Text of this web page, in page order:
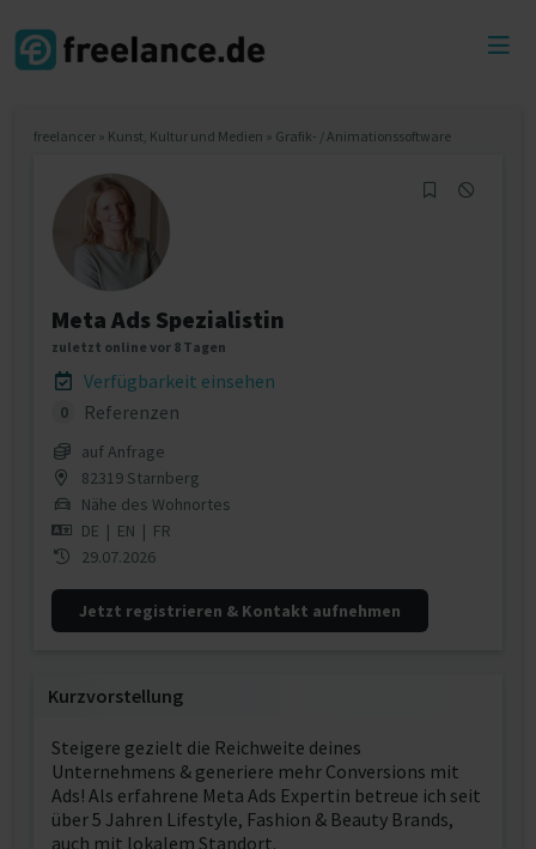
freelancer » Kunst, Kultur und Medien » Grafik- / Animationssoftware
Meta Ads Spezialistin
zuletzt online vor 8 Tagen
Verfügbarkeit einsehen
0 Referenzen
auf Anfrage
82319 Starnberg
Nähe des Wohnortes
DE | EN | FR
29.07.2026
Jetzt registrieren & Kontakt aufnehmen
Kurzvorstellung
Steigere gezielt die Reichweite deines
Unternehmens & generiere mehr Conversions mit
Ads! Als erfahrene Meta Ads Expertin betreue ich seit
über 5 Jahren Lifestyle, Fashion & Beauty Brands,
auch mit lokalem Standort.